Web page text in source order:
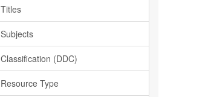
Titles
Subjects
Classification (DDC)
Resource Type